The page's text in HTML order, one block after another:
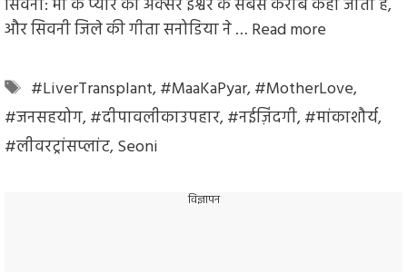
सिवनी: मां के प्यार को अक्सर ईश्वर के सबसे करीब कहा जाता है,
और सिवनी जिले की गीता सनोडिया ने … Read more
Tags
#LiverTransplant,#MaaKaPyar,#MotherLove,
#जनसहयोग,#दीपावलीकाउपहार,#नईज़िंदगी,#मांकाशौर्य,
#लीवरट्रांसप्लांट,Seoni
विज्ञापन